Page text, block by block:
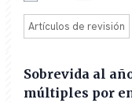
Artículos de revisión
Sobrevida al
múltiples por